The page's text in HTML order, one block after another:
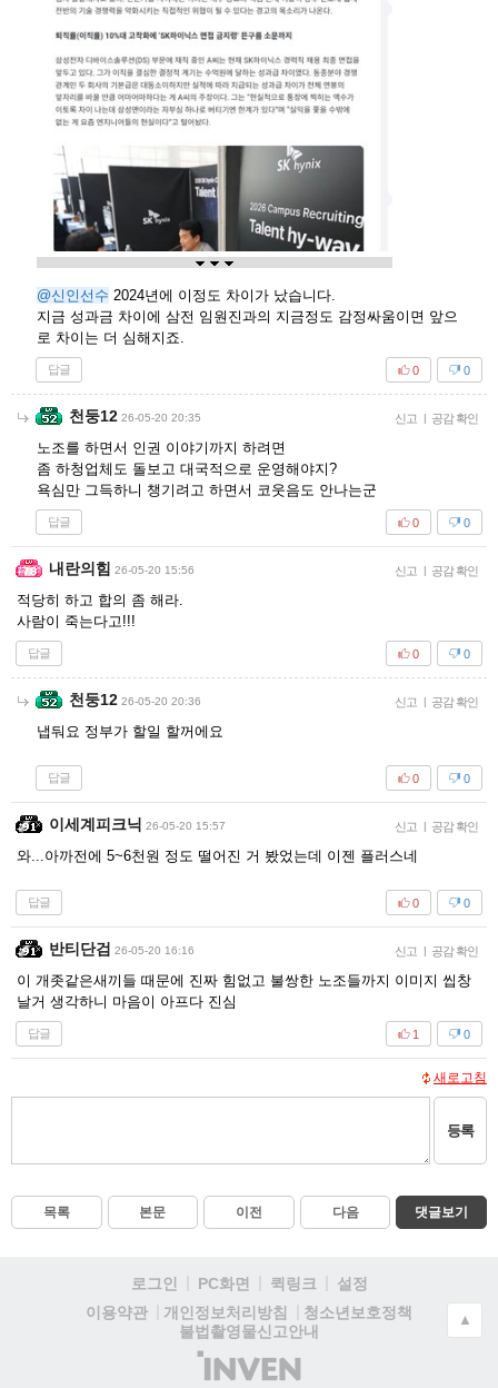
@신인선수 2024년에 이정도 차이가 났습니다.
지금 성과금 차이에 삼전 임원진과의 지금정도 감정싸움이면 앞으
로 차이는 더 심해지죠.
답글 0
0
천둥12 26-05-20 20:35 신고 | 공감 확인
노조를 하면서 인권 이야기까지 하려면
좀 하청업체도 돌보고 대국적으로 운영해야지?
욕심만 그득하니 챙기려고 하면서 코웃음도 안나는군
답글 0
0
내란의힘 26-05-20 15:56 신고 | 공감 확인
적당히 하고 합의 좀 해라.
사람이 죽는다고!!!
답글 0
0
천둥12 26-05-20 20:36 신고 | 공감 확인
냅둬요 정부가 할일 할꺼에요
답글 0
0
이세계피크닉 26-05-20 15:57 신고 | 공감 확인
와...아까전에 5~6천원 정도 떨어진 거 봤었는데 이젠 플러스네
답글 0
0
반티단검 26-05-20 16:16 신고 | 공감 확인
이 개좃같은새끼들 때문에 진짜 힘없고 불쌍한 노조들까지 이미지 씹창
날거 생각하니 마음이 아프다 진심
답글 0
1
새로고침
등록
목록 본문 이전 다음 댓글보기
로그인 PC화면 퀵링크
설정
이용약관
개인정보처리방침
청소년보호정책
불법촬영물신고안내
(주)
인
▲